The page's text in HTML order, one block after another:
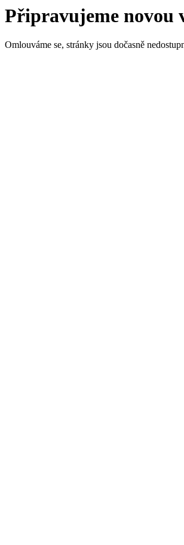
Připravujeme novou
Omlouváme se, stránky jsou dočasně